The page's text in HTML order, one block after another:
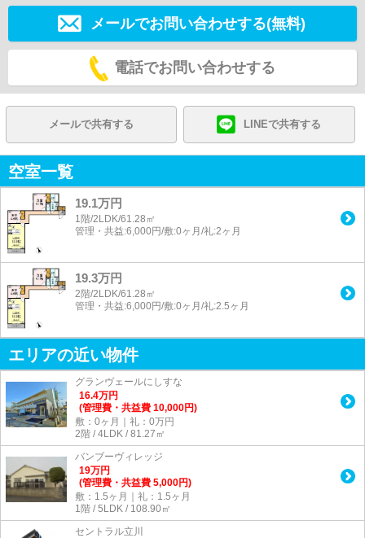
メールでお問い合わせする(無料)
電話でお問い合わせする
メールで共有する LINEで共有する
空室一覧
19.1万円
1階/2LDK/61.28㎡
管理・共益:6,000円/敷:0ヶ月/礼:2ヶ月
19.3万円
2階/2LDK/61.28㎡
管理・共益:6,000円/敷:0ヶ月/礼:2.5ヶ月
エリアの近い物件
グランヴェールにしすな
16.4万円
(管理費・共益費 10,000円)
敷：0ヶ月｜礼：0万円
2階 / 4LDK / 81.27㎡
バンブーヴィレッジ
19万円
(管理費・共益費 5,000円)
敷：1.5ヶ月｜礼：1.5ヶ月
1階 / 5LDK / 108.90㎡
セントラル立川